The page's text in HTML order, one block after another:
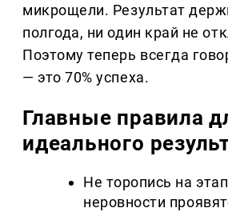
микрощели. Результат
полгода, ни один край не
Поэтому теперь всегда
— это 70% успеха.
Главные правила
идеального
Не торопись на
неровности